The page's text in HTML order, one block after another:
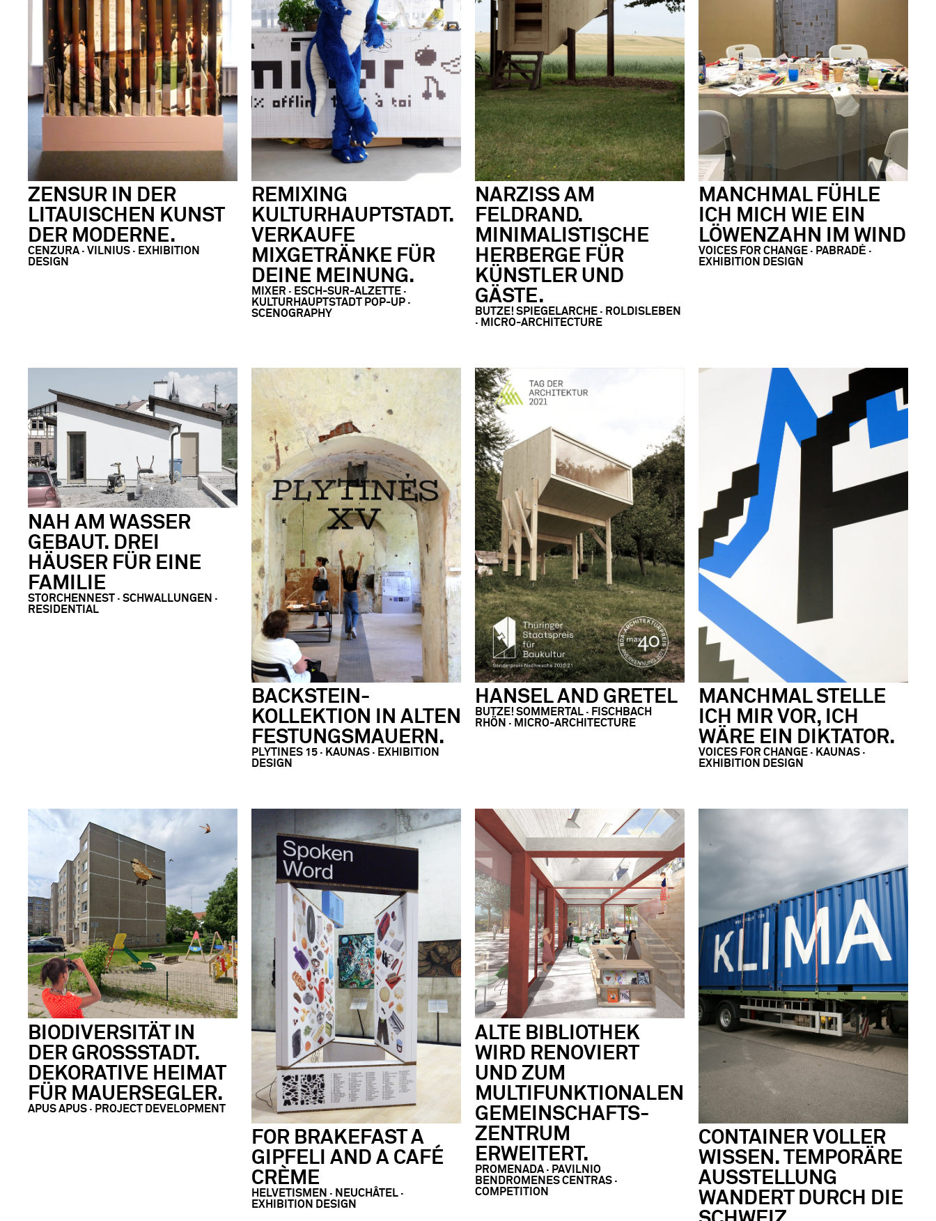
CENZURA · VILNIUS · EXHIBITION
DESIGN
ZENSUR IN DER
LITAUISCHEN KUNST
DER MODERNE.
MIXER · ESCH-SUR-ALZETTE ·
KULTURHAUPTSTADT POP-UP ·
SCENOGRAPHY
REMIXING
KULTURHAUPTSTADT.
VERKAUFE
MIXGETRÄNKE FÜR
DEINE MEINUNG.
BUTZE! SPIEGELARCHE · ROLDISLEBEN
· MICRO-ARCHITECTURE
NARZISS AM
FELDRAND.
MINIMALISTISCHE
HERBERGE FÜR
KÜNSTLER UND
GÄSTE.
VOICES FOR CHANGE ∙ PABRADĖ ·
EXHIBITION DESIGN
MANCHMAL FÜHLE
ICH MICH WIE EIN
LÖWENZAHN IM WIND
STORCHENNEST · SCHWALLUNGEN ·
RESIDENTIAL
NAH AM WASSER
GEBAUT. DREI
HÄUSER FÜR EINE
FAMILIE
PLYTINES 15 · KAUNAS · EXHIBITION
DESIGN
BACKSTEIN-
KOLLEKTION IN ALTEN
FESTUNGSMAUERN.
BUTZE! SOMMERTAL · FISCHBACH
RHÖN · MICRO-ARCHITECTURE
HANSEL AND GRETEL
VOICES FOR CHANGE ∙ KAUNAS ·
EXHIBITION DESIGN
MANCHMAL STELLE
ICH MIR VOR, ICH
WÄRE EIN DIKTATOR.
APUS APUS · PROJECT DEVELOPMENT
BIODIVERSITÄT IN
DER GROSSSTADT.
DEKORATIVE HEIMAT
FÜR MAUERSEGLER.
HELVETISMEN · NEUCHÂTEL ·
EXHIBITION DESIGN
FOR BRAKEFAST A
GIPFELI AND A CAFÉ
CRÈME
PROMENADA · PAVILNIO
BENDROMENES CENTRAS ·
COMPETITION
ALTE BIBLIOTHEK
WIRD RENOVIERT
UND ZUM
MULTIFUNKTIONALEN
GEMEINSCHAFTS-
ZENTRUM
ERWEITERT.
CONTAINER VOLLER
WISSEN. TEMPORÄRE
AUSSTELLUNG
WANDERT DURCH DIE